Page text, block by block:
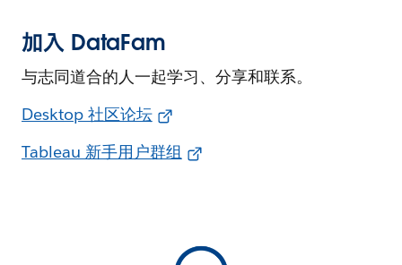
加入 DataFam
与志同道合的人一起学习、分享和联系。
Desktop 社区论坛
Tableau 新手用户群组